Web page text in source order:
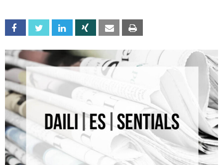
Facebook Twitter Linkedin Xing Email